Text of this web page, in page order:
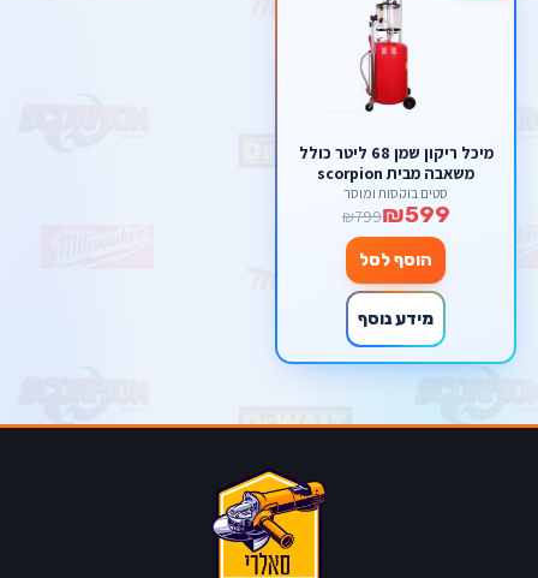
מיכל ריקון שמן 68 ליטר כולל
משאבה מבית scorpion
סטים בוקסות ומוסך
₪599
₪799
הוסף לסל
מידע נוסף